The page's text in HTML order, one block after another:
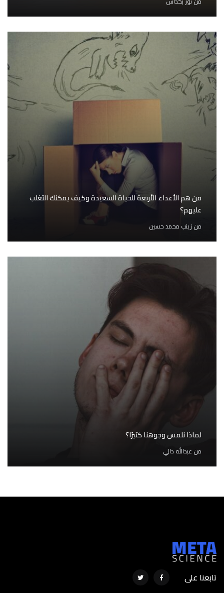
من هم الأعداء الأربعة للحياة السعيدة وكيف يمكنك التغلب
عليهم؟
من زينب محمد حسين
لماذا نلمس وجوهنا كثيرًا؟
من عبدالله دالي
تابعنا على